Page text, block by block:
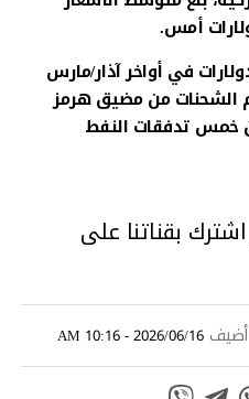
في أواخر آذار/مارس
الشحنات من مضيق هرمز
خمس تدفقات النفط
بقناتنا على
أضيف 2026/06/16 - 10:16 AM